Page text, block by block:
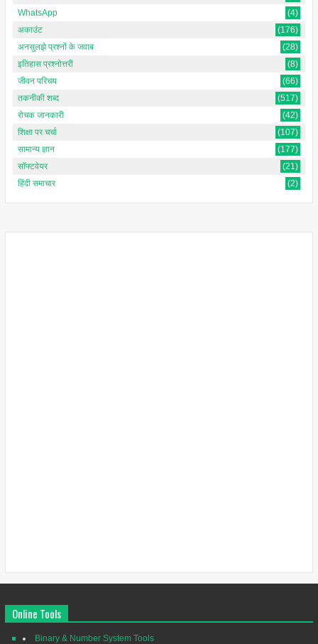
WhatsApp
(4)
अकाउंट
(176)
अनसुलझे प्रश्नों के जवाब
(28)
इतिहास प्रश्नोत्तरी
(8)
जीवन परिचय
(66)
तकनीकी शब्द
(517)
रोचक जानकारी
(42)
शिक्षा पर चर्चा
(107)
सामान्य ज्ञान
(177)
सॉफ्टवेयर
(21)
हिंदी समाचार
(2)
Online Tools
Binary & Number System Tools